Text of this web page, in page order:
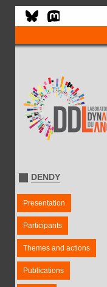
DENDY
Presentation
Participants
Themes and actions
Publications